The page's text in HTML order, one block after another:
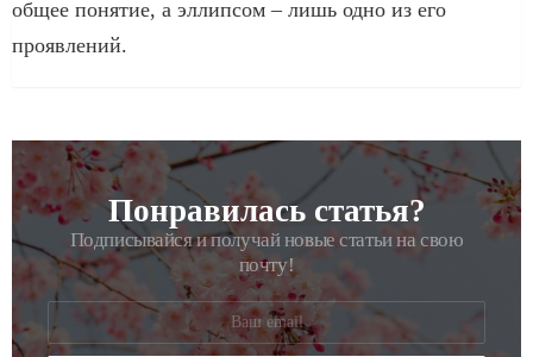
общее понятие, а эллипсом – лишь одно из его
проявлений.
РАССЫЛКАПонравилась статья?
Подписывайся и получай новые статьи на свою
почту!